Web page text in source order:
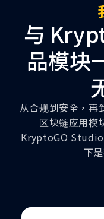
与
品模块
从合规到安全，再
区块链应用模
KryptoGO Studio
下